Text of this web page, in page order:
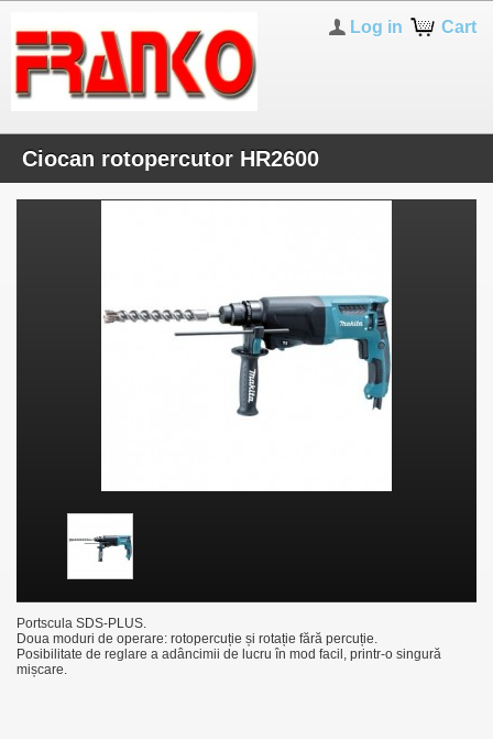
Cart
Log in
Ciocan rotopercutor HR2600
Portscula SDS-PLUS.
Doua moduri de operare: rotopercuție și rotație fără percuție.
Posibilitate de reglare a adâncimii de lucru în mod facil, printr-o singură
mișcare.